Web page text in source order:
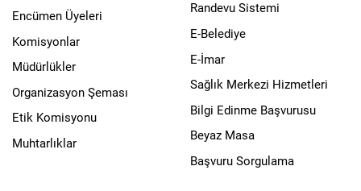
Encümen Üyeleri
Komisyonlar
Müdürlükler
Organizasyon Şeması
Etik Komisyonu
Muhtarlıklar
Randevu Sistemi
E-Belediye
E-İmar
Sağlık Merkezi Hizmetleri
Bilgi Edinme Başvurusu
Beyaz Masa
Başvuru Sorgulama